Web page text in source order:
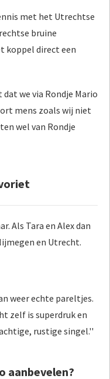
met het Utrechtse
bruine
koppel direct een
we via Rondje Mario
mens zoals wij niet
wel van Rondje
Als Tara en Alex dan
en Utrecht.
weer echte pareltjes.
zelf is superdruk en
rustige singel.''
aanbevelen?